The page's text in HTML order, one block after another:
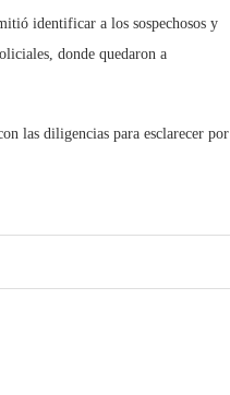
identificar a los sospechosos y
donde quedaron a
las diligencias para esclarecer por